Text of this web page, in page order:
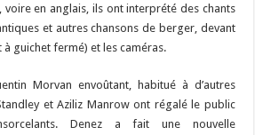
voire en anglais, ils ont interprété des chants
et autres chansons de berger, devant
guichet fermé) et les caméras.
Morvan envoûtant, habitué à d’autres
et Aziliz Manrow ont régalé le public
Denez a fait une nouvelle